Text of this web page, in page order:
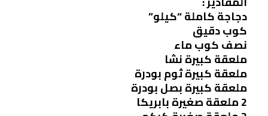
دجاجة كاملة “كيلو”
كوب دقيق
نصف كوب ماء
ملعقة كبيرة نشا
ملعقة كبيرة ثوم بودرة
ملعقة كبيرة بصل بودرة
2 ملعقة صغيرة بابريكا